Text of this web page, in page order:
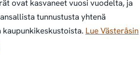
ovat kasvaneet vuosi vuodelta, ja
tunnustusta yhtenä
Lue Västeråsin